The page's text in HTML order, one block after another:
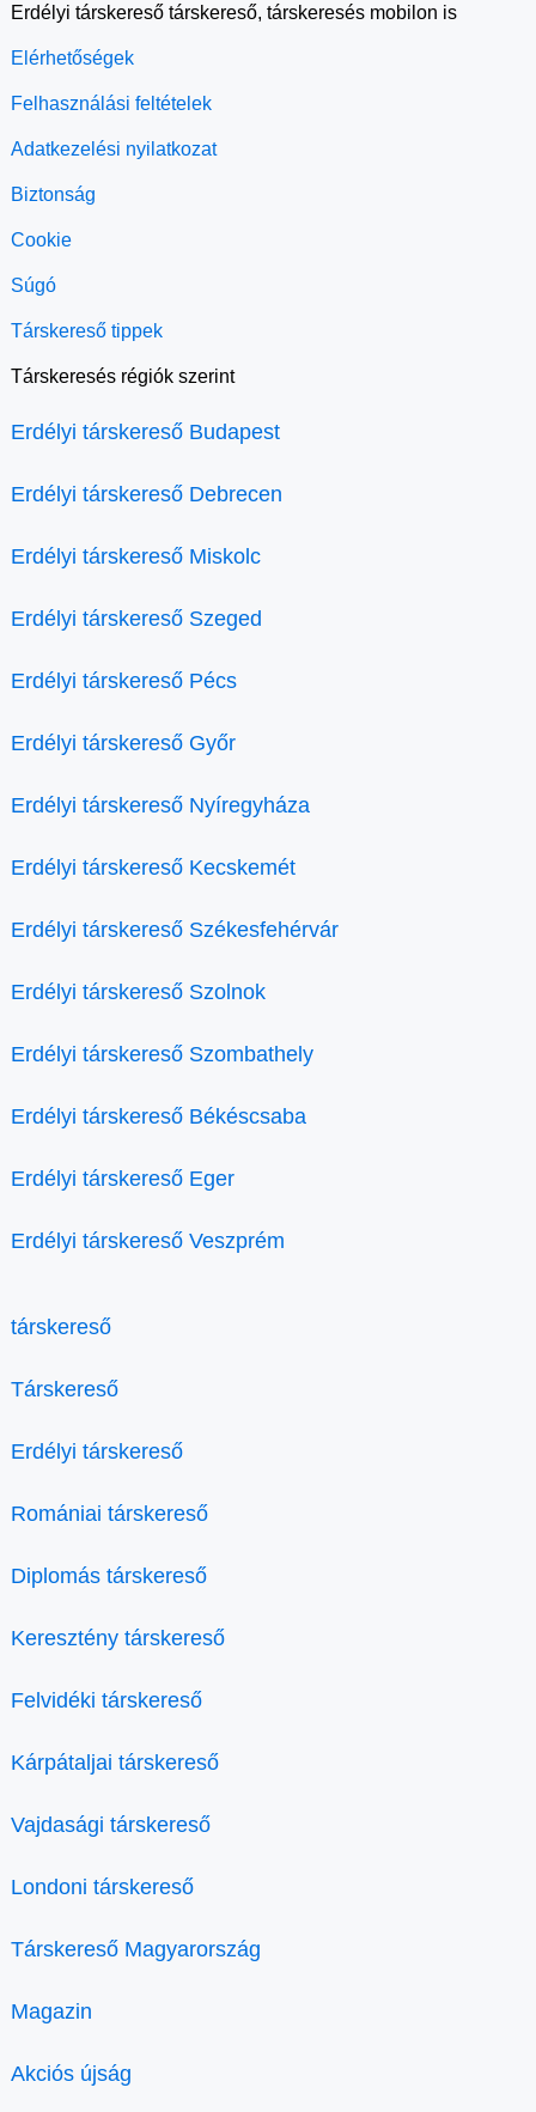
Erdélyi társkereső társkereső, társkeresés mobilon is
Elérhetőségek
Felhasználási feltételek
Adatkezelési nyilatkozat
Biztonság
Cookie
Súgó
Társkereső tippek
Társkeresés régiók szerint
Erdélyi társkereső Budapest
Erdélyi társkereső Debrecen
Erdélyi társkereső Miskolc
Erdélyi társkereső Szeged
Erdélyi társkereső Pécs
Erdélyi társkereső Győr
Erdélyi társkereső Nyíregyháza
Erdélyi társkereső Kecskemét
Erdélyi társkereső Székesfehérvár
Erdélyi társkereső Szolnok
Erdélyi társkereső Szombathely
Erdélyi társkereső Békéscsaba
Erdélyi társkereső Eger
Erdélyi társkereső Veszprém
társkereső
Társkereső
Erdélyi társkereső
Romániai társkereső
Diplomás társkereső
Keresztény társkereső
Felvidéki társkereső
Kárpátaljai társkereső
Vajdasági társkereső
Londoni társkereső
Társkereső Magyarország
Magazin
Akciós újság